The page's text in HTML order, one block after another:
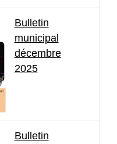
Bulletin
municipal
décembre
2025
Bulletin